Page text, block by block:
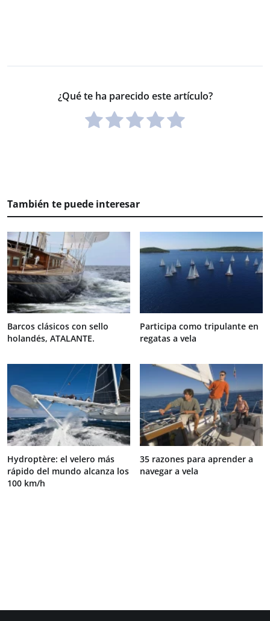
¿Qué te ha parecido este artículo?
También te puede interesar
Barcos clásicos con sello
holandés, ATALANTE.
Participa como tripulante en
regatas a vela
Hydroptère: el velero más
rápido del mundo alcanza los
100 km/h
35 razones para aprender a
navegar a vela